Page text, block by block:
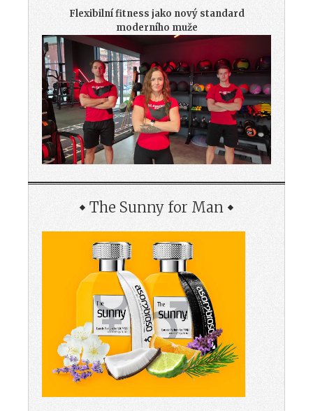
Flexibilní fitness jako nový standard
moderního muže
The Sunny for Man